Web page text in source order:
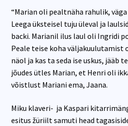
“Marian oli pealtnäha rahulik,
Leega üksteisel tuju üleval ja
backi. Marianil ilus laul oli Ingridi
Peale teise koha väljakuulutamist
näol ja kas ta seda ise uskus, jääb
jõudes ütles Marian, et Henri oli
võistlust Mariani ema, Jaana.
Miku klaveri- ja Kaspari
esitus žüriilt samuti head